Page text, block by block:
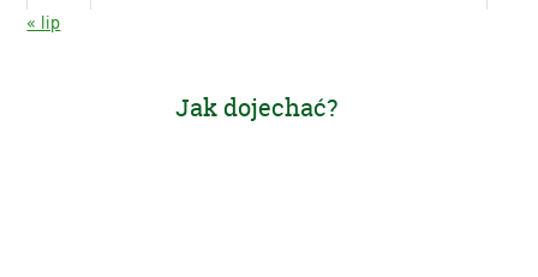
« lip
Jak dojechać?